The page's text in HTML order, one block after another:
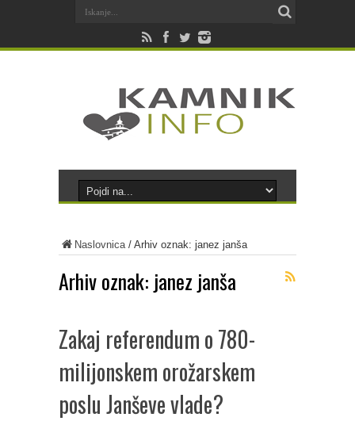
Naslovnica/ Arhiv oznak: janez janša
Arhiv oznak: janez janša
Zakaj referendum o 780-
milijonskem orožarskem
poslu Janševe vlade?